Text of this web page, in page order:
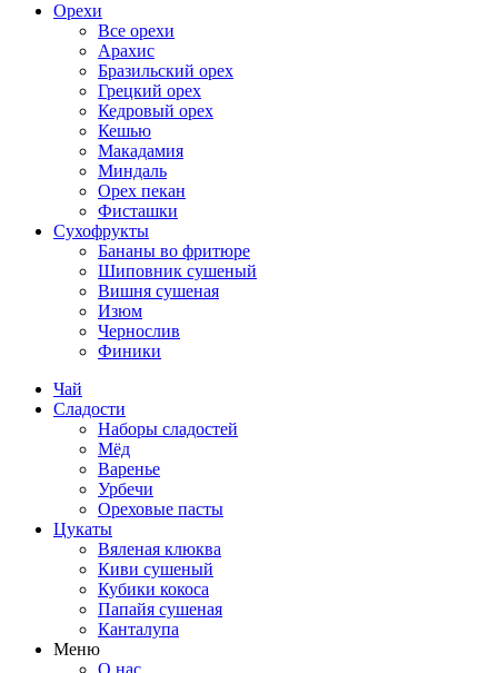
Орехи
Все орехи
Арахис
Бразильский орех
Грецкий орех
Кедровый орех
Кешью
Макадамия
Миндаль
Орех пекан
Фисташки
Сухофрукты
Бананы во фритюре
Шиповник сушеный
Вишня сушеная
Изюм
Чернослив
Финики
Чай
Сладости
Наборы сладостей
Мёд
Варенье
Урбечи
Ореховые пасты
Цукаты
Вяленая клюква
Киви сушеный
Кубики кокоса
Папайя сушеная
Канталупа
Меню